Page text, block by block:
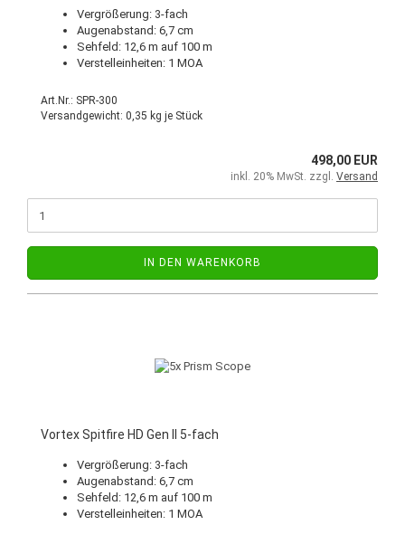
Vergrößerung: 3-fach
Augenabstand: 6,7 cm
Sehfeld: 12,6 m auf 100 m
Verstelleinheiten: 1 MOA
Art.Nr.: SPR-300
Versandgewicht: 0,35 kg je Stück
498,00 EUR
inkl. 20% MwSt. zzgl. Versand
IN DEN WARENKORB
Vortex Spitfire HD Gen II 5-fach
Vergrößerung: 3-fach
Augenabstand: 6,7 cm
Sehfeld: 12,6 m auf 100 m
Verstelleinheiten: 1 MOA